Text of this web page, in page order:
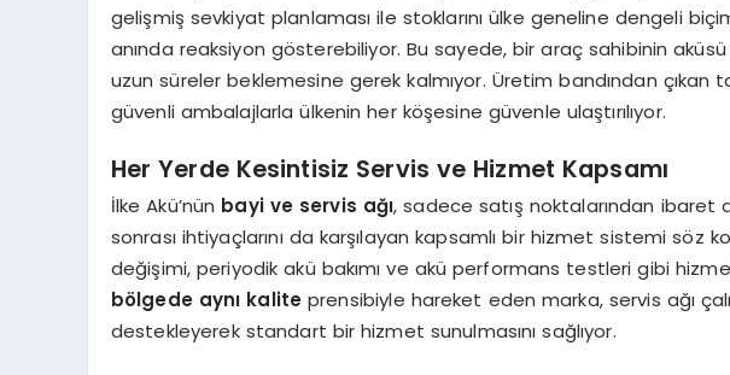
gelişmiş sevkiyat planlaması ile stoklarını ülke geneline dengeli
anında reaksiyon gösterebiliyor. Bu sayede, bir araç sahibinin
uzun süreler beklemesine gerek kalmıyor. Üretim bandından çıkan
güvenli ambalajlarla ülkenin her köşesine güvenle ulaştırılıyor.
Her Yerde Kesintisiz Servis ve Hizmet Kapsamı
İlke Akü’nün bayi ve servis ağı, sadece satış noktalarından ibaret
sonrası ihtiyaçlarını da karşılayan kapsamlı bir hizmet sistemi söz
değişimi, periyodik akü bakımı ve akü performans testleri gibi
bölgede aynı kalite prensibiyle hareket eden marka, servis ağı
destekleyerek standart bir hizmet sunulmasını sağlıyor.